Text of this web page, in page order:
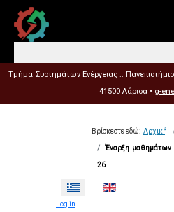
Τμήμα Συστημάτων Ενέργειας ::
41500 Λάρισα • g-
Βρίσκεστε εδώ: Αρχική
Έναρξη μαθημάτων
26
Επιλέξτε τη γλώσσα σας
Log in